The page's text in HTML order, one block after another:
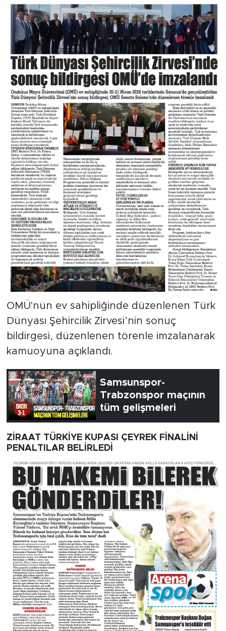
OMÜ'nün ev sahipliğinde düzenlenen Türk
Dünyası Şehircilik Zirvesi’nin sonuç
bildirgesi, düzenlenen törenle imzalanarak
kamuoyuna açıklandı.
Samsunspor-
Trabzonspor maçının
tüm gelişmeleri
ZİRAAT TÜRKİYE KUPASI ÇEYREK FİNALİNİ
PENALTILAR BELİRLEDİ